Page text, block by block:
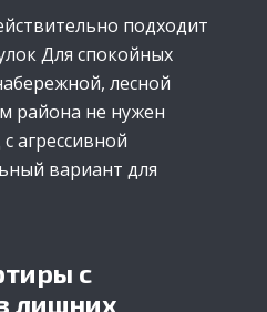
подходит
Для спокойных
лесной
района не нужен
агрессивной
вариант для
с
лишних